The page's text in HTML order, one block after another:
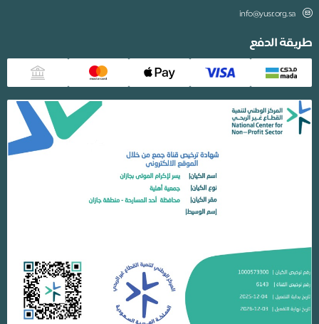
info@yusr.org.sa
الدفع